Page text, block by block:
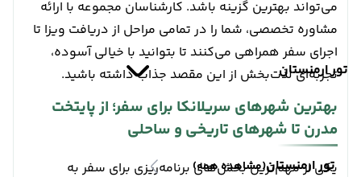
تور ارمنستان
تور ارمنستان(مشاهده همه)
می‌تواند بهترین گزینه باشد. کارشناسان مجموعه با ارائه
مشاوره تخصصی، شما را در تمامی مراحل از دریافت ویزا تا
اجرای سفر همراهی می‌کنند تا بتوانید با خیالی آسوده،
تجربه‌ای لذت‌بخش از این مقصد جذاب داشته باشید.
بهترین شهرهای سریلانکا برای سفر؛ از پایتخت
مدرن تا شهرهای تاریخی و ساحلی
یکی از مهم‌ترین بخش‌های برنامه‌ریزی برای سفر به